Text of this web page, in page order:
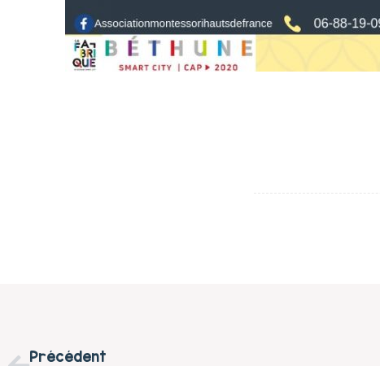
Précédent